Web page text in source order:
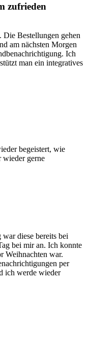
zufrieden
Die Bestellungen gehen
am nächsten Morgen
Ich
man ein integratives
begeistert, wie
wieder gerne
diese bereits bei
bei mir an. Ich konnte
Weihnachten war.
per
ich werde wieder